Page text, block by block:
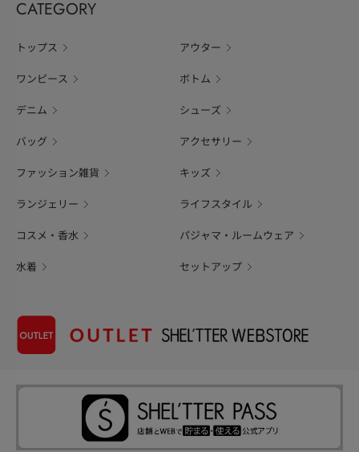
CATEGORY
トップス アウター
ワンピース ボトム
デニム シューズ
バッグ アクセサリー
ファッション雑貨 キッズ
ランジェリー ライフスタイル
コスメ・香水 パジャマ・ルームウェア
水着 セットアップ